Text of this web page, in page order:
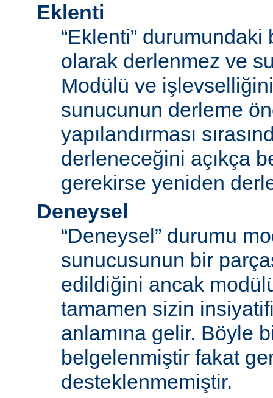
Eklenti
“Eklenti”
olarak derlenmez ve
Modülü ve
sunucunun derleme
yapılandırması
derleneceğini açıkça
gerekirse yeniden
Deneysel
“Deneysel” durumu
sunucusunun bir
edildiğini ancak
tamamen sizin
anlamına gelir. Böyle
belgelenmiştir fakat
desteklenmemiştir.